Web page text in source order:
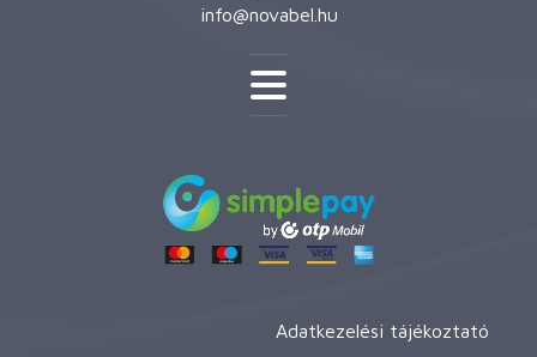
info@novabel.hu
Adatkezelési tájékoztató